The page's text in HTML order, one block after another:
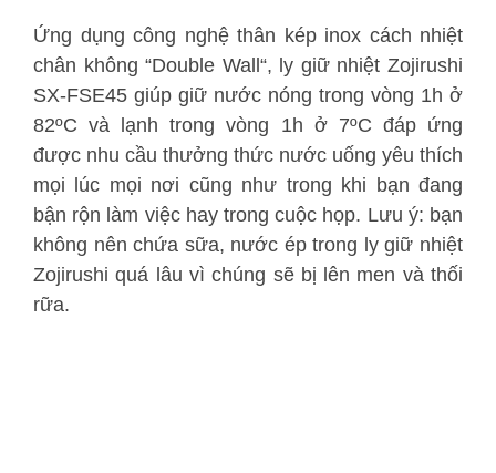
Ứng dụng công nghệ thân kép inox cách nhiệt
chân không “Double Wall“, ly giữ nhiệt Zojirushi
SX-FSE45 giúp giữ nước nóng trong vòng 1h ở
82ºC và lạnh trong vòng 1h ở 7ºC đáp ứng
được nhu cầu thưởng thức nước uống yêu thích
mọi lúc mọi nơi cũng như trong khi bạn đang
bận rộn làm việc hay trong cuộc họp. Lưu ý: bạn
không nên chứa sữa, nước ép trong ly giữ nhiệt
Zojirushi quá lâu vì chúng sẽ bị lên men và thối
rữa.